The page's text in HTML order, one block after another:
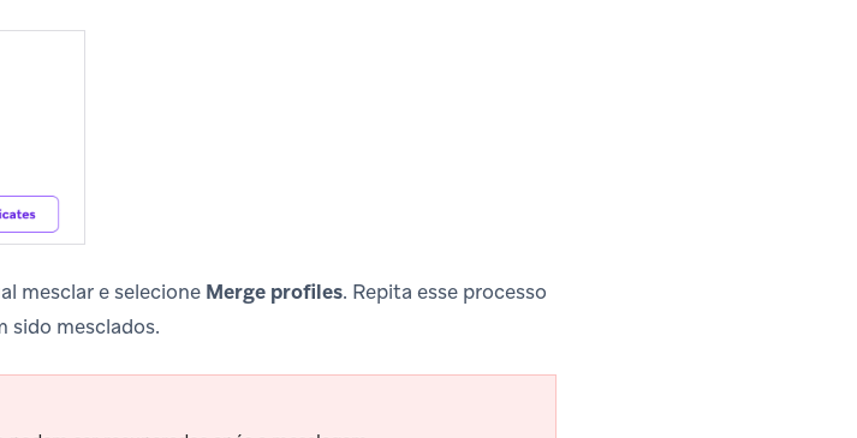
mesclar e selecione Merge profiles. Repita esse processo
sido mesclados.